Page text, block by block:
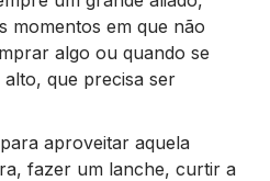
momentos em que não
algo ou quando se
que precisa ser
aproveitar aquela
fazer um lanche, curtir a